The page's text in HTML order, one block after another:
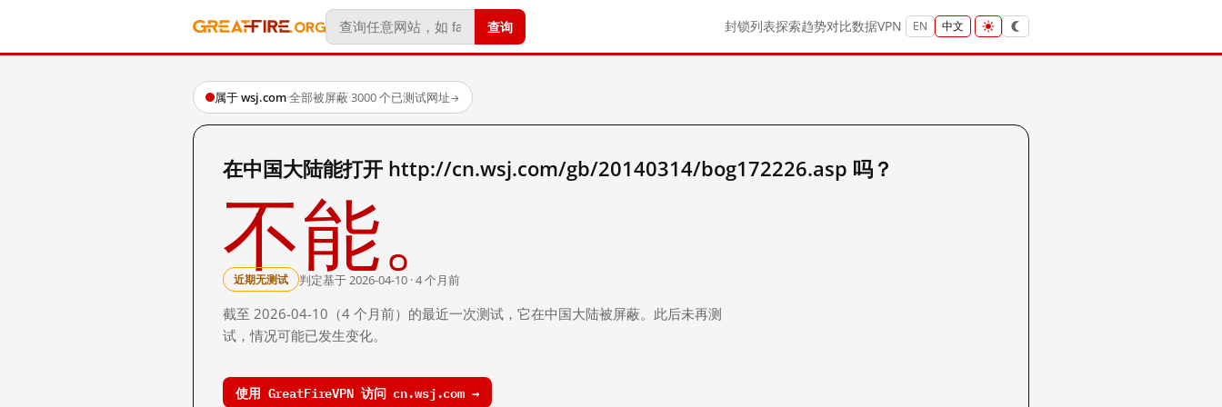
查询 封锁列表探索趋势对比数据VPN EN 中文
属于 wsj.com·全部被屏蔽·3000 个已测试网址→
在中国大陆能打开 http://cn.wsj.com/gb/20140314/bog172226.asp 吗？
不能。
近期无测试 判定基于 2026-04-10 · 4 个月前
截至 2026-04-10（4 个月前）的最近一次测试，它在中国大陆被屏蔽。此后未再测
试，情况可能已发生变化。
使用 GreatFireVPN 访问 cn.wsj.com →